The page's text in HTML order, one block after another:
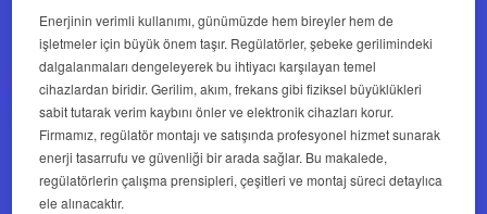
Enerjinin verimli kullanımı, günümüzde hem bireyler hem de
işletmeler için büyük önem taşır. Regülatörler, şebeke gerilimindeki
dalgalanmaları dengeleyerek bu ihtiyacı karşılayan temel
cihazlardan biridir. Gerilim, akım, frekans gibi fiziksel büyüklükleri
sabit tutarak verim kaybını önler ve elektronik cihazları korur.
Firmamız, regülatör montajı ve satışında profesyonel hizmet sunarak
enerji tasarrufu ve güvenliği bir arada sağlar. Bu makalede,
regülatörlerin çalışma prensipleri, çeşitleri ve montaj süreci detaylıca
ele alınacaktır.